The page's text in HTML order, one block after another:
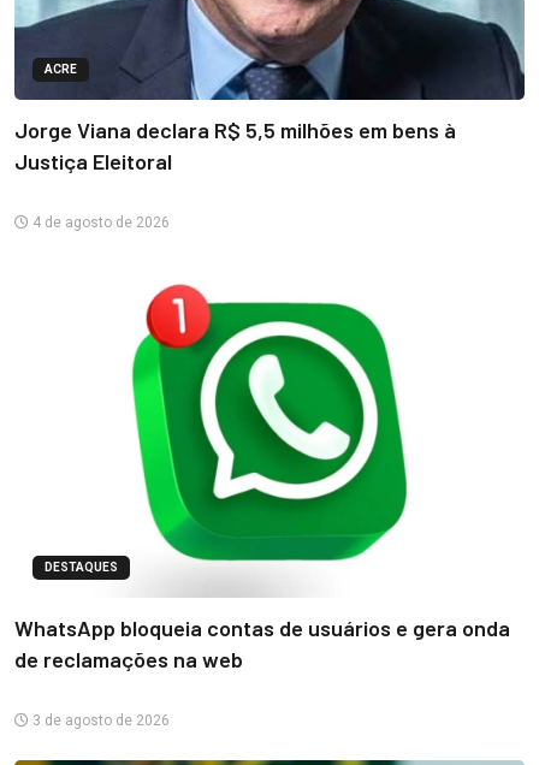
ACRE
Jorge Viana declara R$ 5,5 milhões em bens à
Justiça Eleitoral
4 de agosto de 2026
DESTAQUES
WhatsApp bloqueia contas de usuários e gera onda
de reclamações na web
3 de agosto de 2026